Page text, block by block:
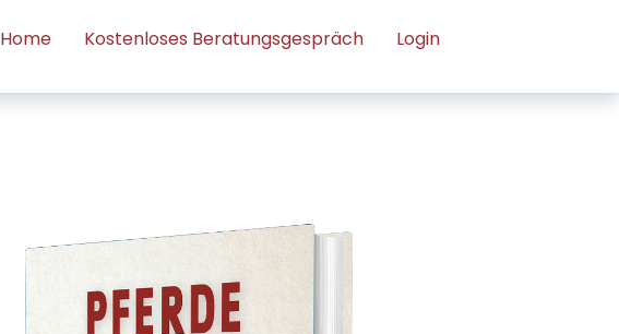
Home Kostenloses Beratungsgespräch Login